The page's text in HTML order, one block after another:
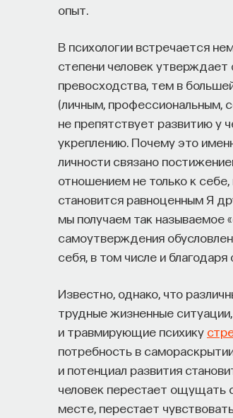
опыт.
В психологии встречается
степени человек
превосходства, тем в
(личным, профессиональным,
не препятствует развитию у
укреплению. Почему это
личности связано
отношением не только к
становится равноценным Я
мы получаем так называемое
самоутверждения
себя, в том числе и
Известно, однако, что
трудные жизненные
и травмирующие психику
потребность в
и потенциал развития
человек перестает ощущать
месте, перестает
Учёных, инженеров и
Специалистов с STEM-
Тех, кто пока не имеет
развивать необходимые
Для уже готовых
работы, навыки, интересы и
искать, где эти навыки
или биотех компанию, где
набирается опыта, сервис
понять, как развить
рассказывающих о разных
Если у вас есть STEM-
выйти на глобальный
революцию и найти своё
Заполните анкету и
https://postnauka.org/link/